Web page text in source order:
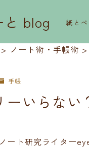
と blog 紙と
> ノート術・手帳術
手帳
ーいらない
ート研究ライター